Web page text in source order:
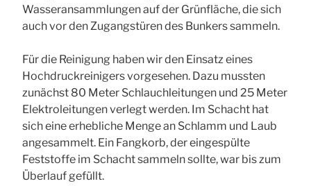
Wasseransammlungen auf der Grünfläche, die sich
auch vor den Zugangstüren des Bunkers sammeln.
Für die Reinigung haben wir den Einsatz eines
Hochdruckreinigers vorgesehen. Dazu mussten
zunächst 80 Meter Schlauchleitungen und 25 Meter
Elektroleitungen verlegt werden. Im Schacht hat
sich eine erhebliche Menge an Schlamm und Laub
angesammelt. Ein Fangkorb, der eingespülte
Feststoffe im Schacht sammeln sollte, war bis zum
Überlauf gefüllt.